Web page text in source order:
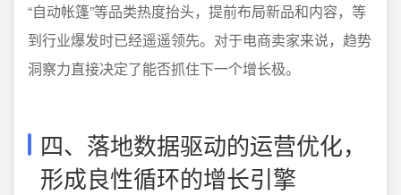
“自动帐篷”等品类热度抬头，提前布局新品和内容，等
到行业爆发时已经遥遥领先。对于电商卖家来说，趋势
洞察力直接决定了能否抓住下一个增长极。
四、落地数据驱动的运营优化，
形成良性循环的增长引擎